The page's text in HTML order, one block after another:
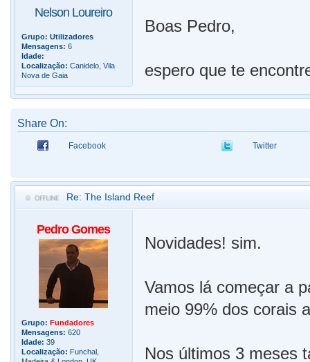
Nelson Loureiro
Grupo: Utilizadores
Mensagens: 6
Idade:
Localização: Canidelo, Vila
Nova de Gaia
Boas Pedro,
espero que te
Share On:
Facebook Twitter
Re: The Island Reef
Pedro Gomes
Grupo: Fundadores
Mensagens: 620
Idade: 39
Localização: Funchal,
Novidades! sim.
Vamos lá começar a
meio 99% dos corais
Nos últimos 3 meses